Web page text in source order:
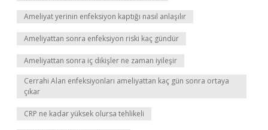
Ameliyat yerinin enfeksiyon kaptığı nasıl anlaşılır
Ameliyattan sonra enfeksiyon riski kaç gündür
Ameliyattan sonra iç dikişler ne zaman iyileşir
Cerrahi Alan enfeksiyonları ameliyattan kaç gün sonra ortaya
çıkar
CRP ne kadar yüksek olursa tehlikeli